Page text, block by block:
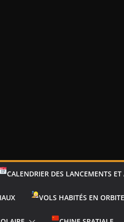
CALENDRIER DES LANCEMENTS
VOLS HABITÉS EN